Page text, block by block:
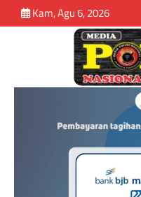
Kam, Agu 6, 2026